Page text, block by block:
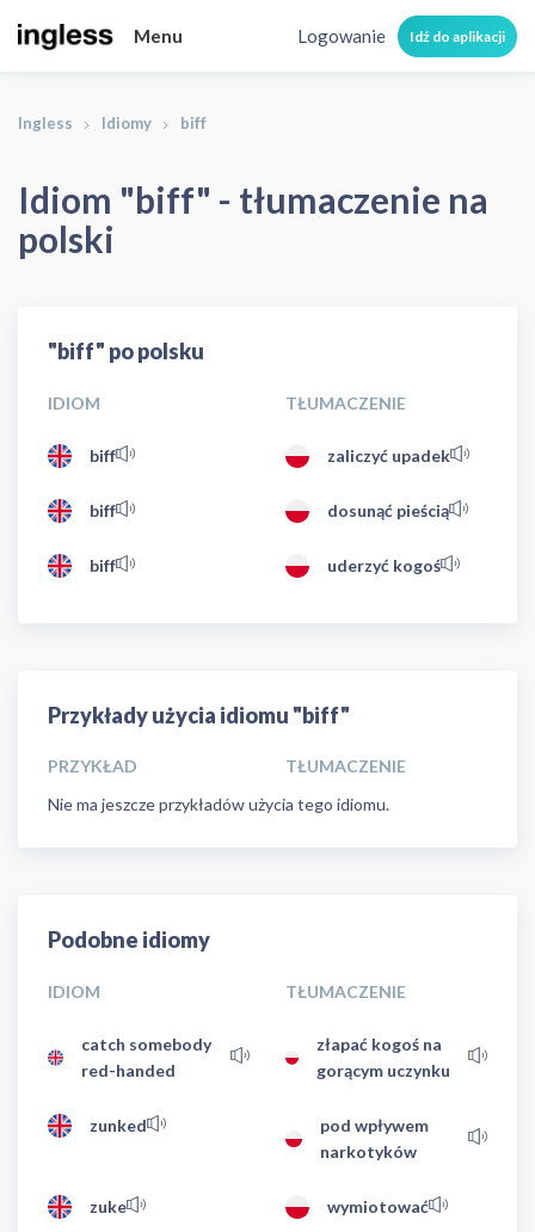
Menu Logowanie Idź do aplikacji
Ingless Idiomy biff
Idiom "biff" - tłumaczenie na
polski
"biff" po polsku
IDIOM TŁUMACZENIE
biff zaliczyć upadek
biff dosunąć pieścią
biff uderzyć kogoś
Przykłady użycia idiomu "biff"
PRZYKŁAD
TŁUMACZENIE
Nie ma jeszcze przykładów użycia tego idiomu.
Podobne idiomy
IDIOM TŁUMACZENIE
catch somebody
red-handed
złapać kogoś na
gorącym uczynku
zunked
pod wpływem
narkotyków
zuke wymiotować